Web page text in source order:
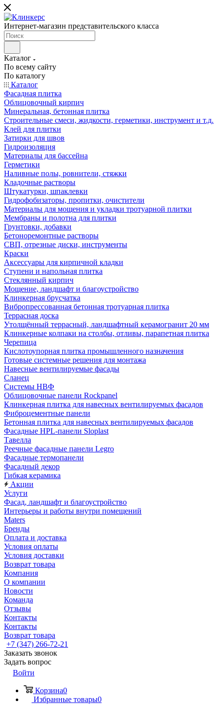
Интернет-магазин представительского класса
Каталог
По всему сайту
По каталогу
Каталог
Фасадная плитка
Облицовочный кирпич
Минеральная, бетонная плитка
Строительные смеси, жидкости, герметики, инструмент и т.д.
Клей для плитки
Затирки для швов
Гидроизоляция
Материалы для бассейна
Герметики
Наливные полы, ровнители, стяжки
Кладочные растворы
Штукатурки, шпаклевки
Гидрофобизаторы, пропитки, очистители
Материалы для мощения и укладки тротуарной плитки
Мембраны и полотна для плитки
Грунтовки, добавки
Бетоноремонтные растворы
СВП, отрезные диски, инструменты
Краски
Аксессуары для кирпичной кладки
Ступени и напольная плитка
Cтеклянный кирпич
Мощение, ландшафт и благоустройство
Клинкерная брусчатка
Вибропрессованная бетонная тротуарная плитка
Террасная доска
Утолщённый террасный, ландшафтный керамогранит 20 мм
Клинкерные колпаки на столбы, отливы, парапетная плитка
Черепица
Кислотоупорная плитка промышленного назначения
Готовые системные решения для монтажа
Навесные вентилируемые фасады
Сланец
Системы НВФ
Облицовочные панели Rockpanel
Клинкерная плитка для навесных вентилируемых фасадов
Фиброцементные панели
Бетонная плитка для навесных вентилируемых фасадов
Фасадные HPL-панели Sloplast
Тавелла
Реечные фасадные панели Legro
Фасадные термопанели
Фасадный декор
Гибкая керамика
Акции
Услуги
Фасад, ландшафт и благоустройство
Интерьеры и работы внутри помещений
Maters
Бренды
Оплата и доставка
Условия оплаты
Условия доставки
Возврат товара
Компания
О компании
Новости
Команда
Отзывы
Контакты
Контакты
Возврат товара
+7 (347) 266-72-21
Заказать звонок
Задать вопрос
Войти
Корзина0
Избранные товары0